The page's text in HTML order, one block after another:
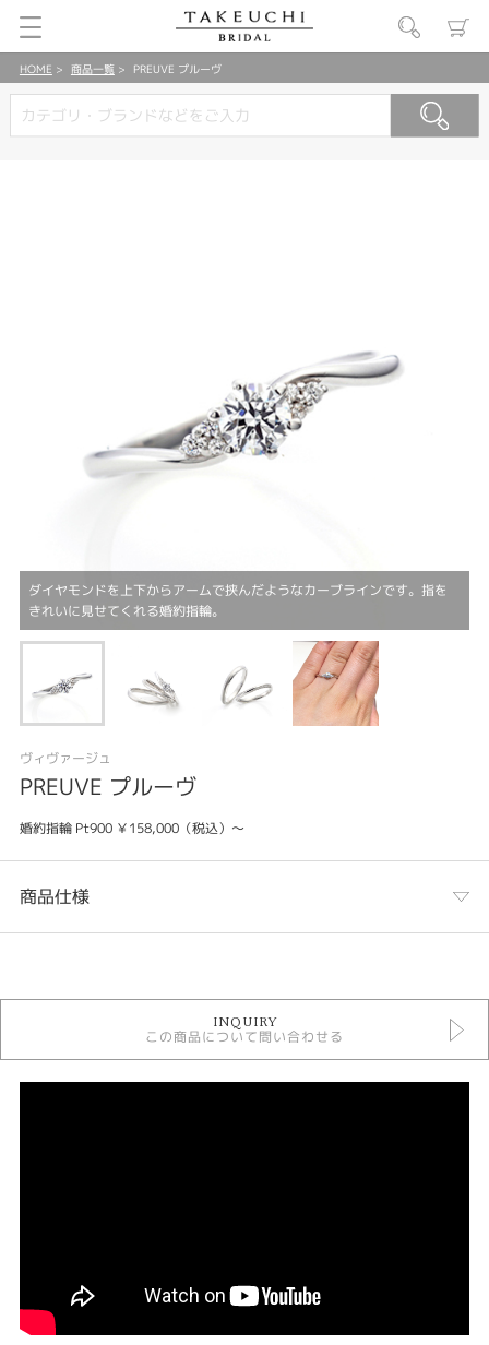
HOME 商品一覧 PREUVE プルーヴ
ダイヤモンドを上下からアームで挟んだようなカーブラインです。指を
きれいに見せてくれる婚約指輪。
ヴィヴァージュ
PREUVE プルーヴ
婚約指輪 Pt900 ￥158,000（税込）～
商品仕様
婚約指輪
婚約指輪 ウェーブ・S字
婚約指輪 サイドメレ
婚約指輪 シンプル
クラリティ
INQUIRY
この商品について問い合わせる